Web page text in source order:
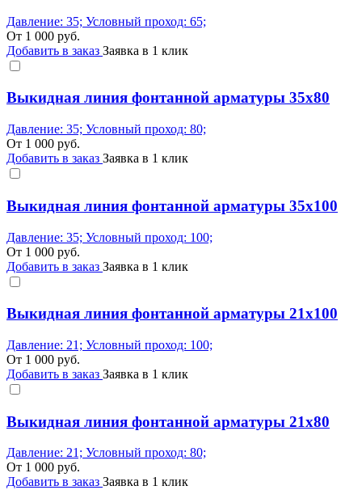
Давление: 35; Условный проход: 65;
От 1 000 руб.
Добавить в заказ Заявка в 1 клик
Выкидная линия фонтанной арматуры 35x80
Давление: 35; Условный проход: 80;
От 1 000 руб.
Добавить в заказ Заявка в 1 клик
Выкидная линия фонтанной арматуры 35x100
Давление: 35; Условный проход: 100;
От 1 000 руб.
Добавить в заказ Заявка в 1 клик
Выкидная линия фонтанной арматуры 21x100
Давление: 21; Условный проход: 100;
От 1 000 руб.
Добавить в заказ Заявка в 1 клик
Выкидная линия фонтанной арматуры 21x80
Давление: 21; Условный проход: 80;
От 1 000 руб.
Добавить в заказ Заявка в 1 клик